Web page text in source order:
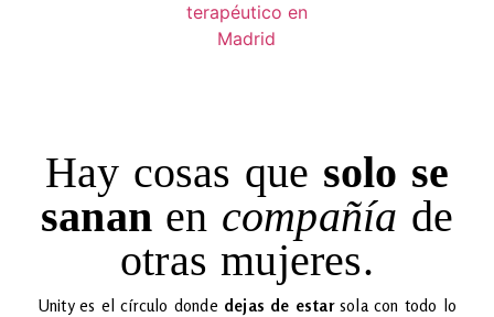
Hay cosas que solo se
sananen compañía de
otras mujeres.
Unity es el círculo donde dejas de estarsola con todo lo